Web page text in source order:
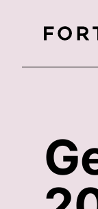
FortLegal